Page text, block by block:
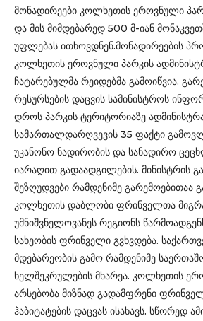
მონადირეები კოლხეთის ეროვნული
და მის მიმდებარედ 500 მ-იან
უფლებას ითხოვდნენ.მონადირეების
კოლხეთის ეროვნული პარკის
ჩატარებულმა რეიდებმა გამოიწვია.
რესურსების დაცვის სამინისტროს
დროს პარკის ტერიტორიაზე
სამართალდარღვევის 35 ფაქტი
უკანონო ნადირობის და სანადირო
იარაღით გადაადგილების. მინისტრის
შეზღუდვები რამდენიმე გარემოებითაა
კოლხეთის დაბლობი ფრინველთა
უმნიშვნელოვანეს რეგიონს
სახეობის ფრინველი გვხვდება.
მდებარეობის გამო რამდენიმე
ხელშეკრულების მხარეა. კოლხეთის
არსებობა მიზნად გადამფრენი
ჰაბიტატების დაცვას ისახავს. სწორედ